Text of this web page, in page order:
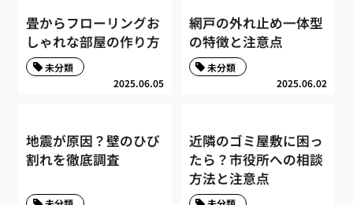
畳からフローリングお
しゃれな部屋の作り方
2025.06.05
未分類
網戸の外れ止め一体型
の特徴と注意点
2025.06.02
未分類
地震が原因？壁のひび
割れを徹底調査
近隣のゴミ屋敷に困っ
たら？市役所への相談
方法と注意点